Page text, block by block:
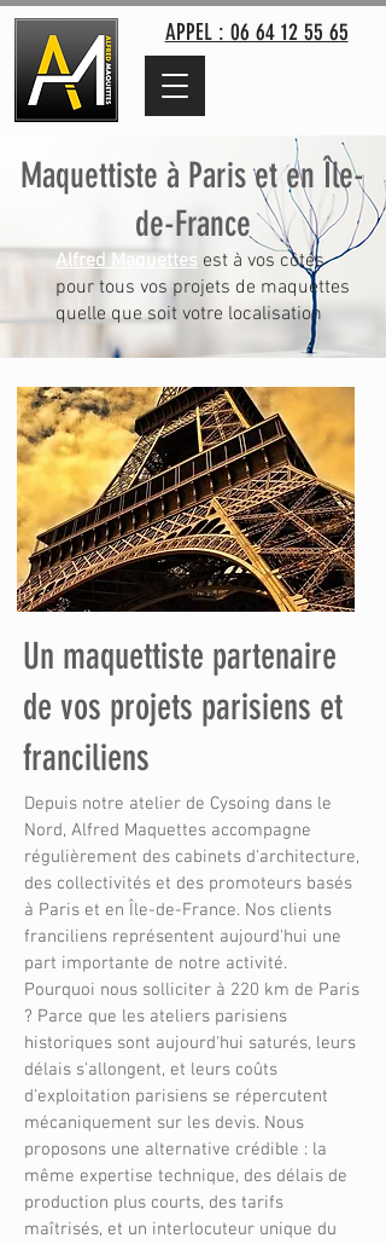
APPEL : 06 64 12 55 65
Alfred Maquettes est à vos côtés
pour tous vos projets de maquettes
quelle que soit votre localisation
Maquettiste à Paris et en Île-
de-France
Un maquettiste partenaire
de vos projets parisiens et
franciliens
Depuis notre atelier de Cysoing dans le
Nord, Alfred Maquettes accompagne
régulièrement des cabinets d'architecture,
des collectivités et des promoteurs basés
à Paris et en Île-de-France. Nos clients
franciliens représentent aujourd'hui une
part importante de notre activité.
Pourquoi nous solliciter à 220 km de Paris
? Parce que les ateliers parisiens
historiques sont aujourd'hui saturés, leurs
délais s'allongent, et leurs coûts
d'exploitation parisiens se répercutent
mécaniquement sur les devis. Nous
proposons une alternative crédible : la
même expertise technique, des délais de
production plus courts, des tarifs
maîtrisés, et un interlocuteur unique du